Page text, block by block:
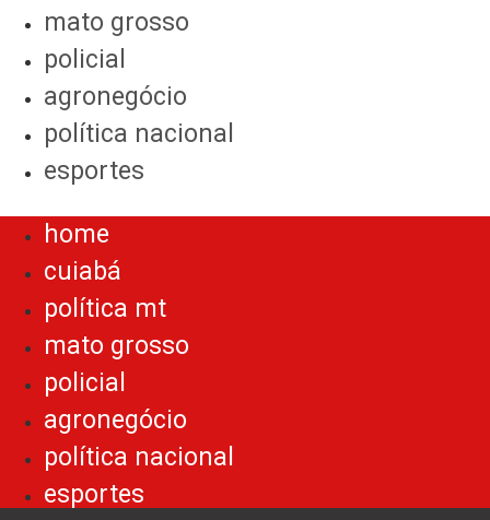
mato grosso
policial
agronegócio
política nacional
esportes
home
cuiabá
política mt
mato grosso
policial
agronegócio
política nacional
esportes